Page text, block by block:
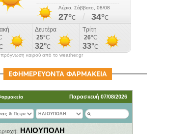
πρόγνωση καιρού από το weather.gr
ΕΦΗΜΕΡΕΥΟΝΤΑ ΦΑΡΜΑΚΕΙΑ